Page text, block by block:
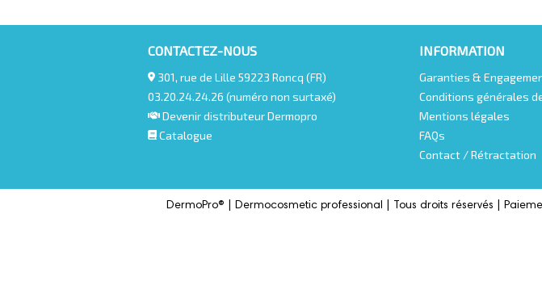
CONTACTEZ-NOUS
301, rue de Lille 59223 Roncq (FR)
03.20.24.24.26 (numéro non surtaxé)
Devenir distributeur Dermopro
Catalogue
INFORMATION
Garanties &
Conditions générales
Mentions légales
FAQs
Contact / Rétractation
DermoPro® | Dermocosmetic professional | Tous droits réservés |